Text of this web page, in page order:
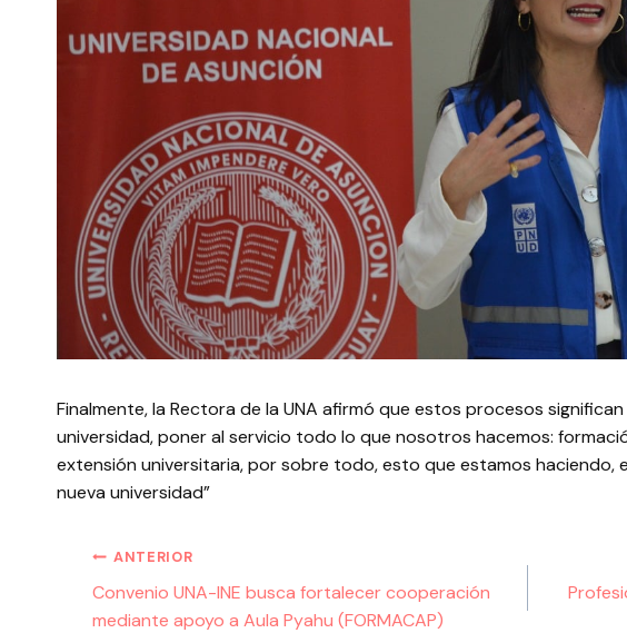
Finalmente, la Rectora de la UNA afirmó que estos procesos
universidad, poner al servicio todo lo que nosotros hacemos:
extensión universitaria, por sobre todo, esto que estamos haciendo,
nueva universidad”
ANTERIOR
Convenio UNA-INE busca fortalecer cooperación
mediante apoyo a Aula Pyahu (FORMACAP)